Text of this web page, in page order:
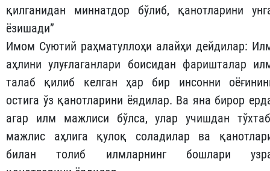
қилганидан миннатдор бўлиб, қанотларини
ёзишади”
Имом Суютий раҳматуллоҳи алайҳи дейдилар:
аҳлини улуғлаганлари боисидан фаришталар
талаб қилиб келган ҳар бир инсонни
остига ўз қанотларини ёядилар. Ва яна бирор
агар илм мажлиси бўлса, улар учишдан
мажлис аҳлига қулоқ соладилар ва
билан толиб илмларнинг бошлари